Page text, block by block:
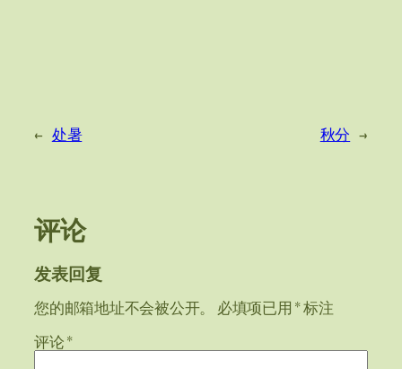
← 处暑 秋分 →
评论
发表回复
您的邮箱地址不会被公开。 必填项已用 *标注
评论*